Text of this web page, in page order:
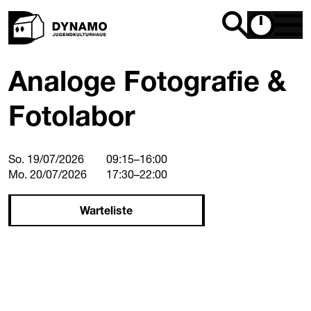
Analoge Fotografie &
Fotolabor
So. 19/07/2026 09:15–16:00
Mo. 20/07/2026
17:30–22:00
Warteliste